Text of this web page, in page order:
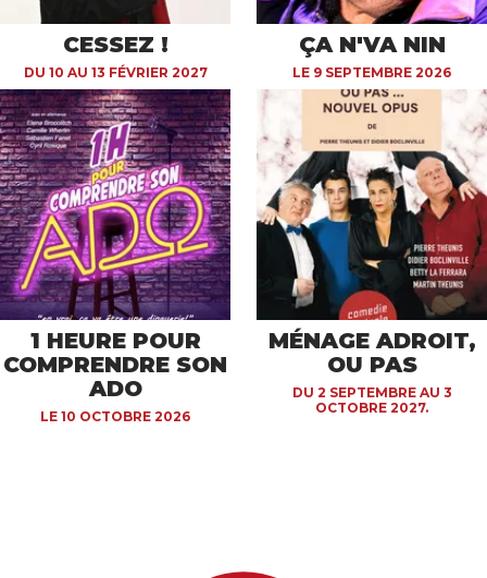
CESSEZ !
DU 10 AU 13 FÉVRIER 2027
ÇA N'VA NIN
LE 9 SEPTEMBRE 2026
1 HEURE POUR
COMPRENDRE SON
ADO
LE 10 OCTOBRE 2026
MÉNAGE ADROIT,
OU PAS
DU 2 SEPTEMBRE AU 3
OCTOBRE 2027.